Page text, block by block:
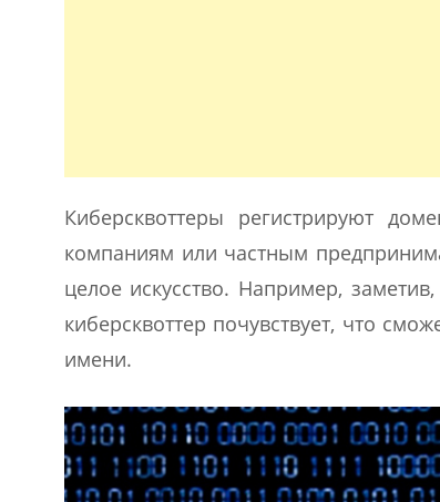
Киберсквоттеры регистрируют
компаниям или частным
целое искусство. Например,
киберсквоттер почувствует, что
имени.